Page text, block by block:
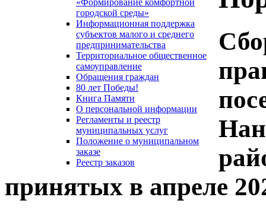
«Формирование комфортной
городской среды»
Информационная поддержка
субъектов малого и среднего
предпринимательства
Территориальное общественное
самоуправление
Обращения граждан
80 лет Победы!
Книга Памяти
О персональной информации
Регламенты и реестр
муниципальных услуг
Положение о муниципальном
заказе
Реестр заказов
принятых в апреле